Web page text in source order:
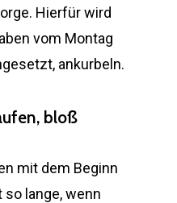
Hierfür wird
vom Montag
ankurbeln.
bloß
mit dem Beginn
lange, wenn